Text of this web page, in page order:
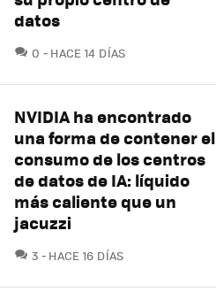
datos
0 COMENTARIOS
HACE 14 DÍAS
NVIDIA ha encontrado
una forma de contener el
consumo de los centros
de datos de IA: líquido
más caliente que un
jacuzzi
3 COMENTARIOS
HACE 16 DÍAS